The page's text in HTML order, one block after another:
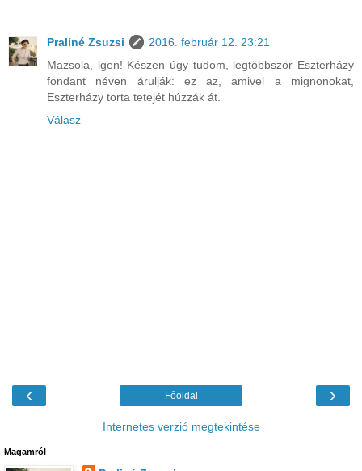
Praliné Zsuzsi
2016. február 12. 23:21
Mazsola, igen! Készen úgy tudom, legtöbbször Eszterházy
fondant néven árulják: ez az, amivel a mignonokat,
Eszterházy torta tetejét húzzák át.
Válasz
‹ ›
Főoldal
Internetes verzió megtekintése
Magamról